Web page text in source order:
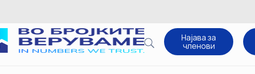
Најава за
членови